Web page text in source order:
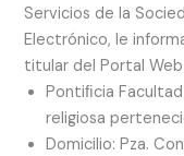
Servicios de la
Electrónico, le
titular del Portal Web
Pontiﬁcia
religiosa
Domicilio: Pza.